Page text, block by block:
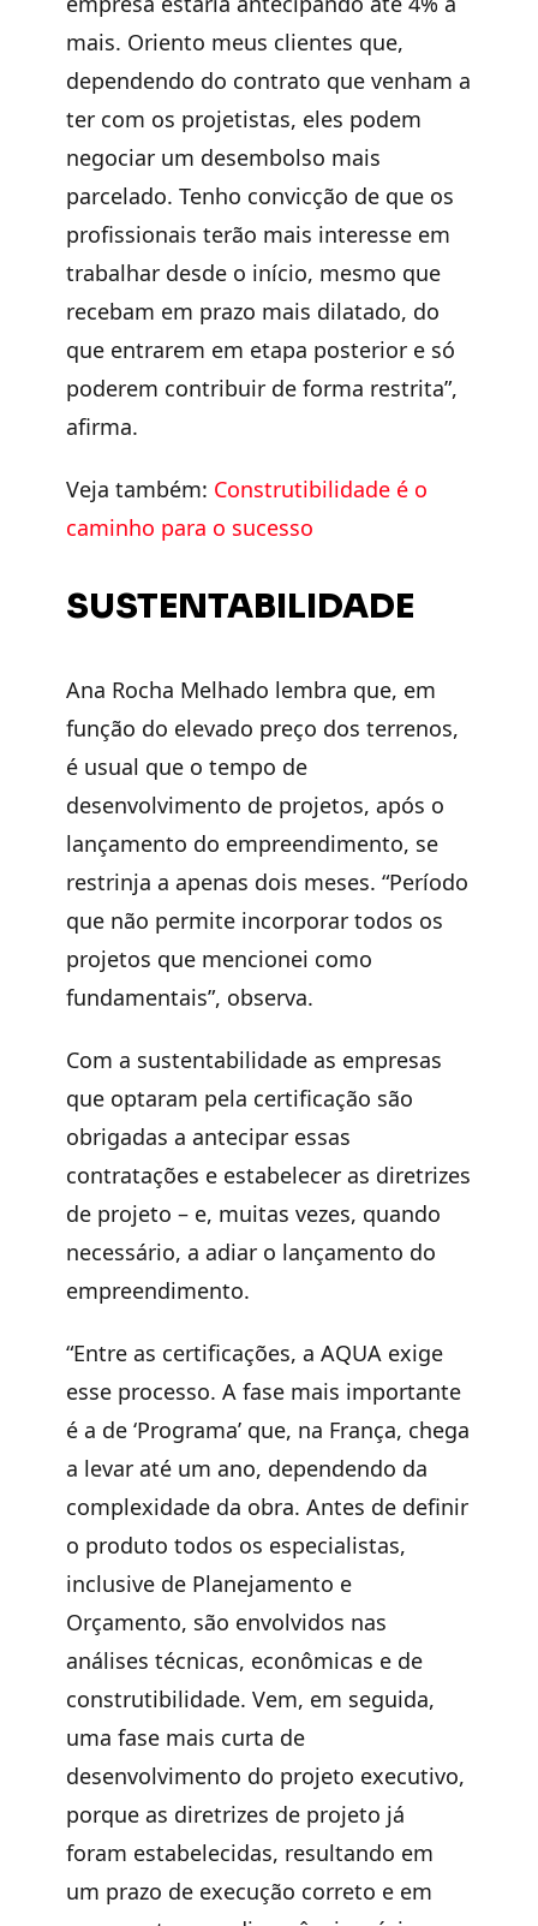
mais. Oriento meus clientes que,
dependendo do contrato que venham a
ter com os projetistas, eles podem
negociar um desembolso mais
parcelado. Tenho convicção de que os
profissionais terão mais interesse em
trabalhar desde o início, mesmo que
recebam em prazo mais dilatado, do
que entrarem em etapa posterior e só
poderem contribuir de forma restrita”,
afirma.
Veja também: Construtibilidade é o
caminho para o sucesso
SUSTENTABILIDADE
Ana Rocha Melhado lembra que, em
função do elevado preço dos terrenos,
é usual que o tempo de
desenvolvimento de projetos, após o
lançamento do empreendimento, se
restrinja a apenas dois meses. “Período
que não permite incorporar todos os
projetos que mencionei como
fundamentais”, observa.
Com a sustentabilidade as empresas
que optaram pela certificação são
obrigadas a antecipar essas
contratações e estabelecer as diretrizes
de projeto – e, muitas vezes, quando
necessário, a adiar o lançamento do
empreendimento.
“Entre as certificações, a AQUA exige
esse processo. A fase mais importante
é a de ‘Programa’ que, na França, chega
a levar até um ano, dependendo da
complexidade da obra. Antes de definir
o produto todos os especialistas,
inclusive de Planejamento e
Orçamento, são envolvidos nas
análises técnicas, econômicas e de
construtibilidade. Vem, em seguida,
uma fase mais curta de
desenvolvimento do projeto executivo,
porque as diretrizes de projeto já
foram estabelecidas, resultando em
um prazo de execução correto e em